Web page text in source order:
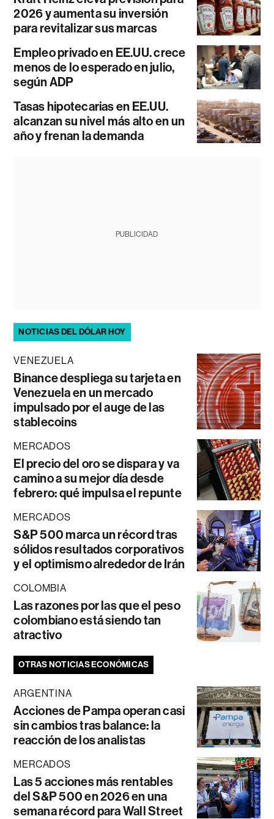
2026 y aumenta su inversión
para revitalizar sus marcas
Empleo privado en EE.UU. crece
menos de lo esperado en julio,
según ADP
Tasas hipotecarias en EE.UU.
alcanzan su nivel más alto en un
año y frenan la demanda
PUBLICIDAD
NOTICIAS DEL DÓLAR HOY
VENEZUELA
Binance despliega su tarjeta en
Venezuela en un mercado
impulsado por el auge de las
stablecoins
MERCADOS
El precio del oro se dispara y va
camino a su mejor día desde
febrero: qué impulsa el repunte
MERCADOS
S&P 500 marca un récord tras
sólidos resultados corporativos
y el optimismo alrededor de Irán
COLOMBIA
Las razones por las que el peso
colombiano está siendo tan
atractivo
OTRAS NOTICIAS ECONÓMICAS
ARGENTINA
Acciones de Pampa operan casi
sin cambios tras balance: la
reacción de los analistas
MERCADOS
Las 5 acciones más rentables
del S&P 500 en 2026 en una
semana récord para Wall Street